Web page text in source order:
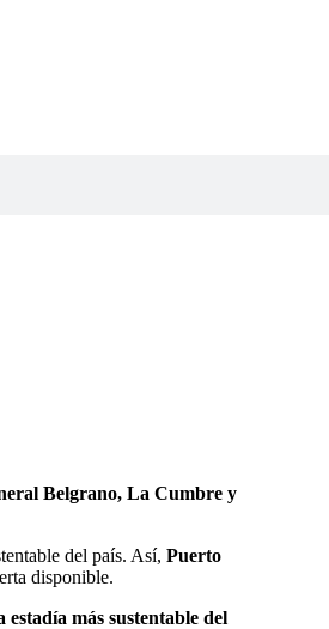
Belgrano, La Cumbre y
del país. Así, Puerto
disponible.
estadía más sustentable del